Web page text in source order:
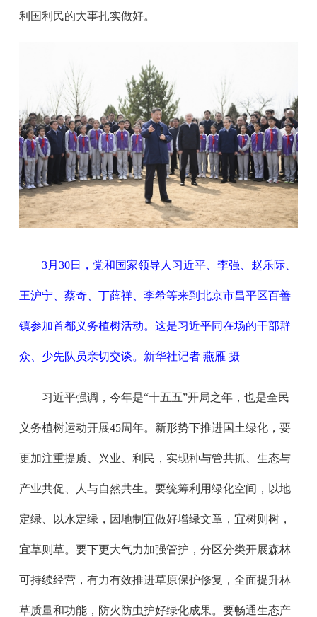
利国利民的大事扎实做好。
3月30日，党和国家领导人习近平、李强、赵乐际、
王沪宁、蔡奇、丁薛祥、李希等来到北京市昌平区百善
镇参加首都义务植树活动。这是习近平同在场的干部群
众、少先队员亲切交谈。新华社记者 燕雁 摄
习近平强调，今年是“十五五”开局之年，也是全民
义务植树运动开展45周年。新形势下推进国土绿化，要
更加注重提质、兴业、利民，实现种与管共抓、生态与
产业共促、人与自然共生。要统筹利用绿化空间，以地
定绿、以水定绿，因地制宜做好增绿文章，宜树则树，
宜草则草。要下更大气力加强管护，分区分类开展森林
可持续经营，有力有效推进草原保护修复，全面提升林
草质量和功能，防火防虫护好绿化成果。要畅通生态产